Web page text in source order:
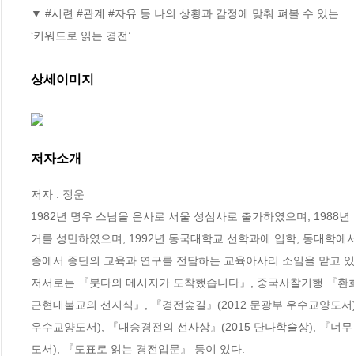
▼ #시련 #관계 #자유 등 나의 상황과 감정에 맞춰 펴볼 수 있는
‘키워드로 읽는 경전’
상세이미지
저자소개
저자 : 정운
1982년 명우 스님을 은사로 서울 성심사로 출가하였으며, 1988
거를 성만하였으며, 1992년 동국대학교 선학과에 입학, 동대학
종에서 종단의 교육과 연구를 전담하는 교육아사리 소임을 맡고
저서로는 『붓다의 메시지가 도착했습니다』, 중국사찰기행 『
근현대불교의 선지식』, 『경전숲길』(2012 문광부 우수교양도
우수교양도서), 『대승경전의 선사상』(2015 단나학술상), 『너
도서), 『도표로 읽는 경전입문』 등이 있다.